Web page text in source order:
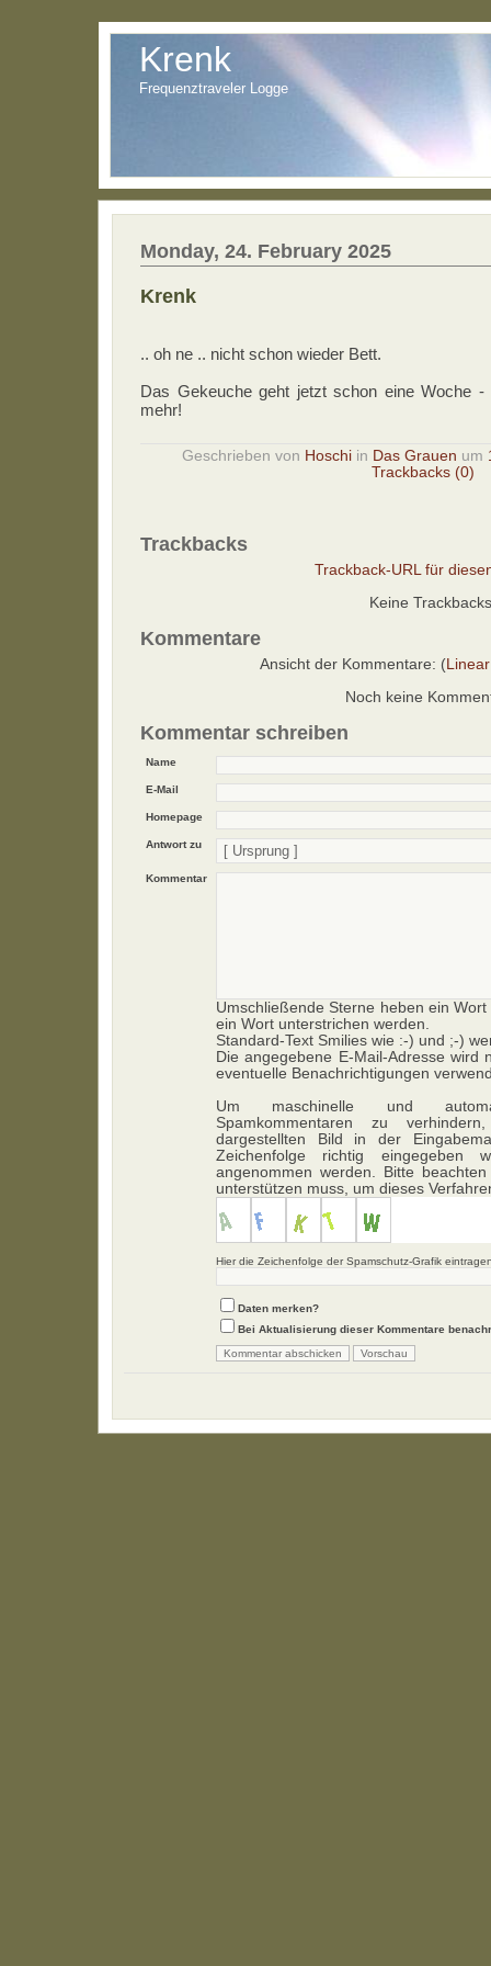
Krenk
Frequenztraveler Logge
Monday, 24. February 2025
Krenk
.. oh ne .. nicht schon wieder Bett.
Das Gekeuche geht jetzt schon eine Woche
mehr!
Geschrieben von Hoschi in Das Grauen um
Trackbacks (0)
Trackbacks
Trackback-URL für
Keine Trackbacks
Kommentare
Ansicht der Kommentare: (Linear
Noch keine
Kommentar schreiben
Name
E-Mail
Homepage
Antwort zu
Kommentar
Umschließende Sterne heben ein
ein Wort unterstrichen werden.
Standard-Text Smilies wie :-) und ;-)
Die angegebene E-Mail-Adresse wird
eventuelle Benachrichtigungen
Um maschinelle und
Spamkommentaren zu
dargestellten Bild in der
Zeichenfolge richtig eingegeben
angenommen werden. Bitte
unterstützen muss, um dieses
Hier die Zeichenfolge der Spamschutz-Grafik
Daten merken?
Bei Aktualisierung dieser Kommentare